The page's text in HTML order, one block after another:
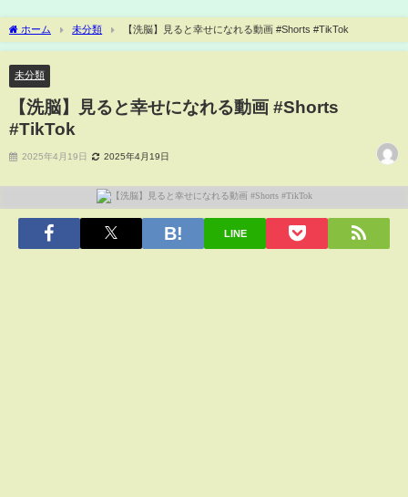
ホーム 未分類 【洗脳】見ると幸せになれる動画 #Shorts #TikTok
未分類
【洗脳】見ると幸せになれる動画 #Shorts
#TikTok
2025年4月19日 2025年4月19日
LINE